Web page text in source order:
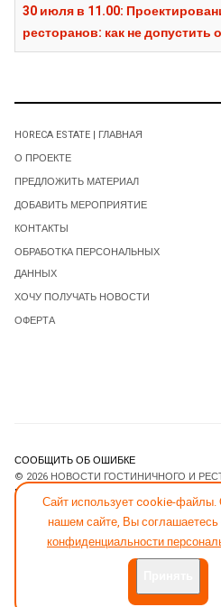
30 июля в 11.00:
ресторанов: как не допустить
Сайт использует cookie-файлы.
нашем сайте, Вы соглашаетесь
конфиденциальности
HORECA ESTATE | ГЛАВНАЯ
О ПРОЕКТЕ
ПРЕДЛОЖИТЬ МАТЕРИАЛ
ДОБАВИТЬ МЕРОПРИЯТИЕ
КОНТАКТЫ
ОБРАБОТКА ПЕРСОНАЛЬНЫХ
ДАННЫХ
ХОЧУ ПОЛУЧАТЬ НОВОСТИ
ОФЕРТА
СООБЩИТЬ ОБ ОШИБКЕ
© 2026 НОВОСТИ ГОСТИНИЧНОГО И
ESTATE
- ПРОГРАММНОЕ
ЛИЦЕНЗИИGNU GENERAL PUBLIC LICENSE